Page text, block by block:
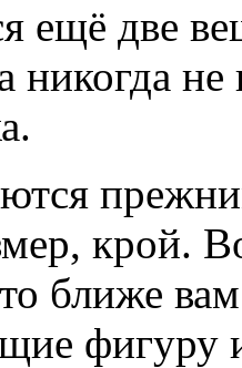
ещё две
никогда
крой.
ближе
фигуру